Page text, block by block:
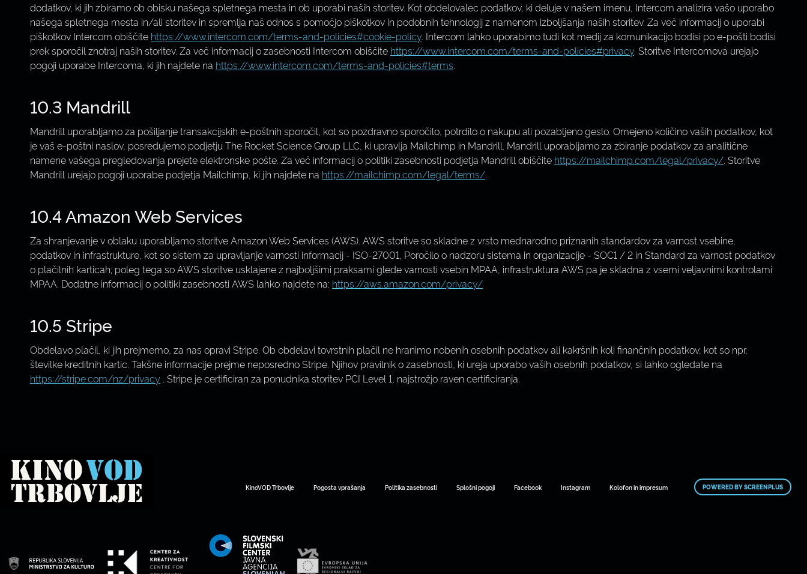
dodatkov, ki jih zbiramo ob obisku našega spletnega mesta in ob uporabi naših storitev. Kot obdelovalec podatkov, ki deluje v našem imenu, Intercom analizira vašo uporabo
našega spletnega mesta in/ali storitev in spremlja naš odnos s pomočjo piškotkov in podobnih tehnologij z namenom izboljšanja naših storitev. Za več informacij o uporabi
piškotkov Intercom obiščite https://www.intercom.com/terms-and-policies#cookie-policy. Intercom lahko uporabimo tudi kot medij za komunikacijo bodisi po e-pošti bodisi
prek sporočil znotraj naših storitev. Za več informacij o zasebnosti Intercom obiščite https://www.intercom.com/terms-and-policies#privacy. Storitve Intercomova urejajo
pogoji uporabe Intercoma, ki jih najdete na https://www.intercom.com/terms-and-policies#terms.
10.3 Mandrill
Mandrill uporabljamo za pošiljanje transakcijskih e-poštnih sporočil, kot so pozdravno sporočilo, potrdilo o nakupu ali pozabljeno geslo. Omejeno količino vaših podatkov, kot
je vaš e-poštni naslov, posredujemo podjetju The Rocket Science Group LLC, ki upravlja Mailchimp in Mandrill. Mandrill uporabljamo za zbiranje podatkov za analitične
namene vašega pregledovanja prejete elektronske pošte. Za več informacij o politiki zasebnosti podjetja Mandrill obiščite https://mailchimp.com/legal/privacy/. Storitve
Mandrill urejajo pogoji uporabe podjetja Mailchimp, ki jih najdete na https://mailchimp.com/legal/terms/.
10.4 Amazon Web Services
Za shranjevanje v oblaku uporabljamo storitve Amazon Web Services (AWS). AWS storitve so skladne z vrsto mednarodno priznanih standardov za varnost vsebine,
podatkov in infrastrukture, kot so sistem za upravljanje varnosti informacij - ISO-27001, Poročilo o nadzoru sistema in organizacije - SOC1 / 2 in Standard za varnost podatkov
o plačilnih karticah; poleg tega so AWS storitve usklajene z najboljšimi praksami glede varnosti vsebin MPAA, infrastruktura AWS pa je skladna z vsemi veljavnimi kontrolami
MPAA. Dodatne informacij o politiki zasebnosti AWS lahko najdete na: https://aws.amazon.com/privacy/
10.5 Stripe
Obdelavo plačil, ki jih prejmemo, za nas opravi Stripe. Ob obdelavi tovrstnih plačil ne hranimo nobenih osebnih podatkov ali kakršnih koli finančnih podatkov, kot so npr.
številke kreditnih kartic. Takšne informacije prejme neposredno Stripe. Njihov pravilnik o zasebnosti, ki ureja uporabo vaših osebnih podatkov, si lahko ogledate na
https://stripe.com/nz/privacy . Stripe je certificiran za ponudnika storitev PCI Level 1, najstrožjo raven certificiranja.
KinoVOD Trbovlje Pogosta vprašanja Politika zasebnosti Splošni pogoji Facebook Instagram Kolofon in impresum POWERED BY SCREENPLUS